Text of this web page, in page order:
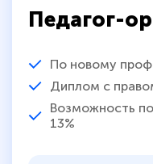
Педагог-
По новому
Диплом с
Возможность
13%